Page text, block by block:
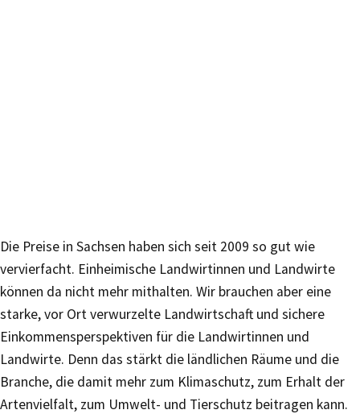
Die Preise in Sachsen haben sich seit 2009 so gut wie
vervierfacht. Einheimische Landwirtinnen und Landwirte
können da nicht mehr mithalten. Wir brauchen aber eine
starke, vor Ort verwurzelte Landwirtschaft und sichere
Einkommensperspektiven für die Landwirtinnen und
Landwirte. Denn das stärkt die ländlichen Räume und die
Branche, die damit mehr zum Klimaschutz, zum Erhalt der
Artenvielfalt, zum Umwelt- und Tierschutz beitragen kann.